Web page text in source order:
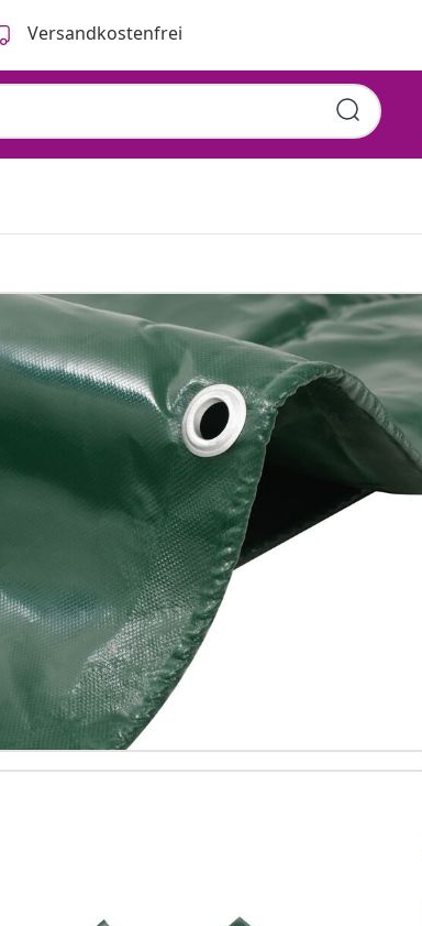
Versandkostenfrei